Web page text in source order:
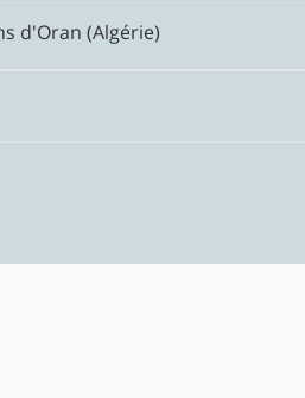
d'Oran (Algérie)